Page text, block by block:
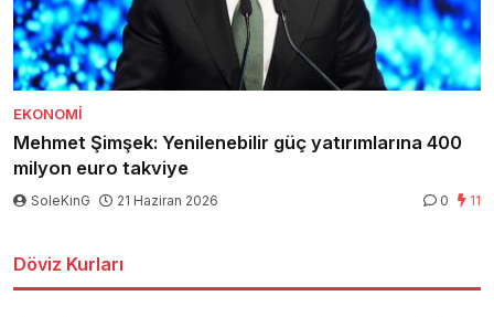
EKONOMI
Mehmet Şimşek: Yenilenebilir güç yatırımlarına 400
milyon euro takviye
SoleKinG 21 Haziran 2026 0 11
Döviz Kurları